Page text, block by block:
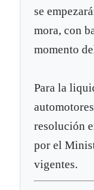
se
mora, con
momento
Para la
resolución
por el
vigentes.